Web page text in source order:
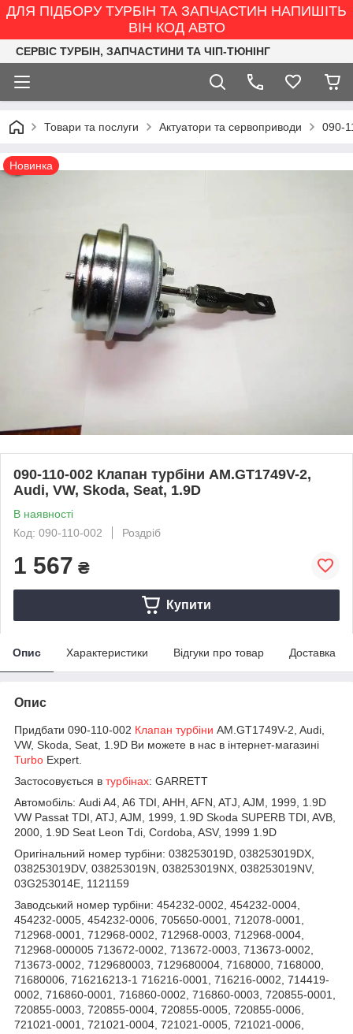
ДЛЯ ПІДБОРУ ТУРБІН ТА ЗАПЧАСТИН НАПИШІТЬ
ВІН КОД АВТО
СЕРВІС ТУРБІН, ЗАПЧАСТИНИ ТА ЧІП-ТЮНІНГ
Товари та послуги Актуатори та сервоприводи 090-
Новинка
090-110-002 Клапан турбіни AM.GT1749V-2,
Audi, VW, Skoda, Seat, 1.9D
В наявності
Код: 090-110-002
Роздріб
1 567 ₴
Купити
Опис Характеристики Відгуки про товар Доставка
Опис
Придбати 090-110-002 Клапан турбіни AM.GT1749V-2, Audi,
VW, Skoda, Seat, 1.9D Ви можете в нас в інтернет-магазині
Turbo Expert.
Застосовується в турбінах: GARRETT
Автомобіль: Audi A4, A6 TDI, AHH, AFN, ATJ, AJM, 1999, 1.9D
VW Passat TDI, ATJ, AJM, 1999, 1.9D Skoda SUPERB TDI, AVB,
2000, 1.9D Seat Leon Tdi, Cordoba, ASV, 1999 1.9D
Оригінальний номер турбіни: 038253019D, 038253019DX,
038253019DV, 038253019N, 038253019NX, 038253019NV,
03G253014E, 1121159
Заводський номер турбіни: 454232-0002, 454232-0004,
454232-0005, 454232-0006, 705650-0001, 712078-0001,
712968-0001, 712968-0002, 712968-0003, 712968-0004,
712968-000005 713672-0002, 713672-0003, 713673-0002,
713673-0002, 7129680003, 7129680004, 7168000, 7168000,
71680006, 716216213-1 716216-0001, 716216-0002, 714419-
0002, 716860-0001, 716860-0002, 716860-0003, 720855-0001,
720855-0003, 720855-0004, 720855-0005, 720855-0006,
721021-0001, 721021-0004, 721021-0005, 721021-0006,